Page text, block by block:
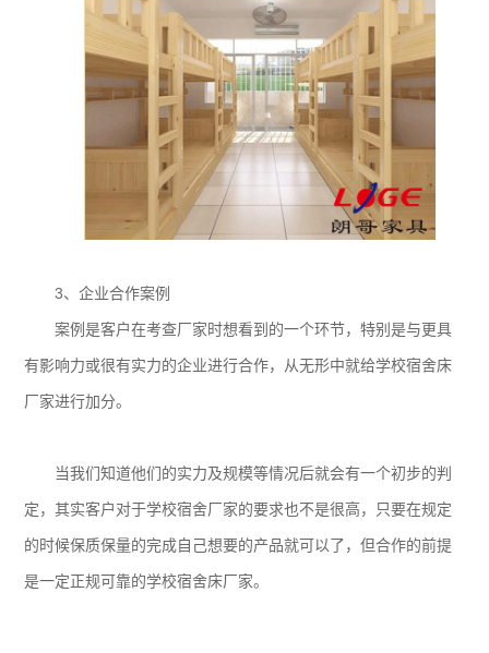
3、企业合作案例
案例是客户在考查厂家时想看到的一个环节，特别是与更具
有影响力或很有实力的企业进行合作，从无形中就给学校宿舍床
厂家进行加分。
当我们知道他们的实力及规模等情况后就会有一个初步的判
定，其实客户对于学校宿舍厂家的要求也不是很高，只要在规定
的时候保质保量的完成自己想要的产品就可以了，但合作的前提
是一定正规可靠的学校宿舍床厂家。